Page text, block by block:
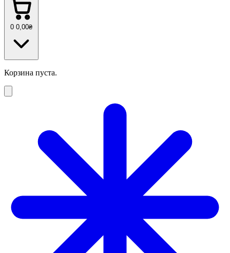
0 0 ,00₴
Корзина пуста.